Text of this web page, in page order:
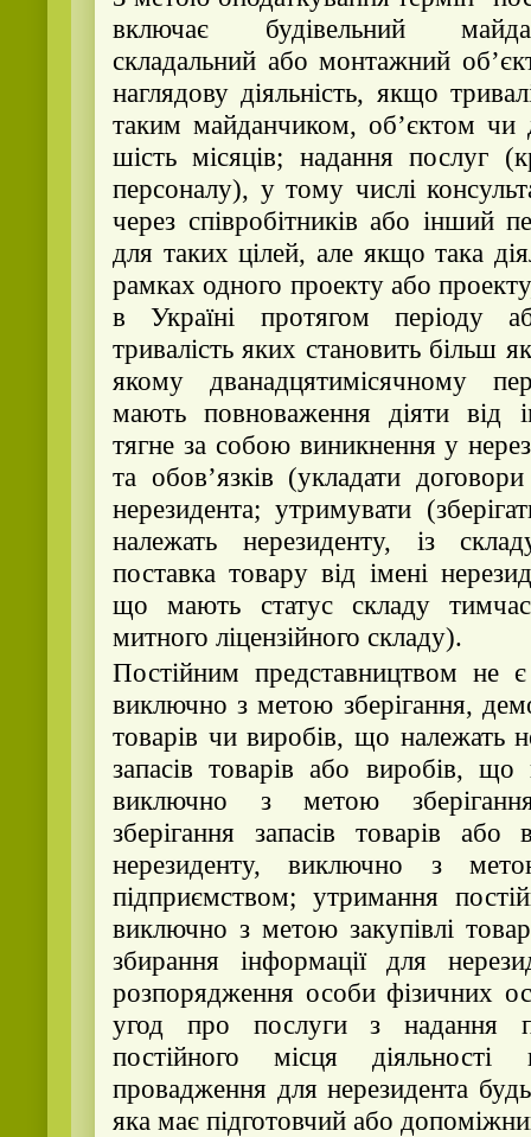
включає будівельний
складальний або монтажний
наглядову діяльність, якщо
таким майданчиком, об’єктом чи
шість місяців; надання послуг
персоналу), у тому числі
через співробітників або інший
для таких цілей, але якщо така
рамках одного проекту або
в Україні протягом періоду
тривалість яких становить більш
якому дванадцятимісячному
мають повноваження діяти від
тягне за собою виникнення у
та обов’язків (укладати
нерезидента; утримувати
належать нерезиденту, із
поставка товару від імені
що мають статус складу
митного ліцензійного складу).
Постійним представництвом не
виключно з метою зберігання,
товарів чи виробів, що належать
запасів товарів або виробів, що
виключно з метою
зберігання запасів товарів
нерезиденту, виключно з
підприємством; утримання
виключно з метою закупівлі
збирання інформації для
розпорядження особи фізичних
угод про послуги з надання
постійного місця
провадження для нерезидента
яка має підготовчий або